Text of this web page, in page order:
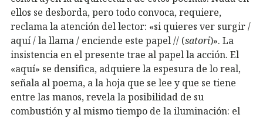
ellos se desborda, pero todo convoca, requiere,
reclama la atención del lector: «si quieres ver surgir /
aquí / la llama / enciende este papel // (satori)». La
insistencia en el presente trae al papel la acción. El
«aquí» se densifica, adquiere la espesura de lo real,
señala al poema, a la hoja que se lee y que se tiene
entre las manos, revela la posibilidad de su
combustión y al mismo tiempo de la iluminación: el